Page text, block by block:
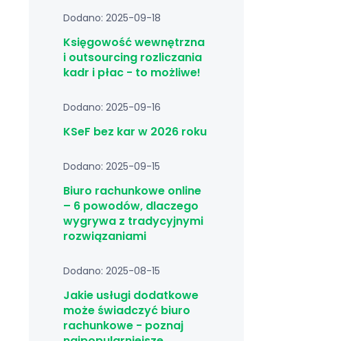
Dodano: 2025-09-18
Księgowość wewnętrzna
i outsourcing rozliczania
kadr i płac - to możliwe!
Dodano: 2025-09-16
KSeF bez kar w 2026 roku
Dodano: 2025-09-15
Biuro rachunkowe online
– 6 powodów, dlaczego
wygrywa z tradycyjnymi
rozwiązaniami
Dodano: 2025-08-15
Jakie usługi dodatkowe
może świadczyć biuro
rachunkowe - poznaj